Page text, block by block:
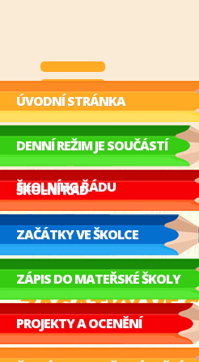
ÚVODNÍ STRÁNKA
DENNÍ REŽIM JE SOUČÁSTÍ
ŠKOLNÍHO ŘÁDU
ŠKOLNÍ ŘÁD
ZAČÁTKY VE ŠKOLCE
ZÁPIS DO MATEŘSKÉ ŠKOLY
PROJEKTY A OCENĚNÍ
ZAČÁTKY VE